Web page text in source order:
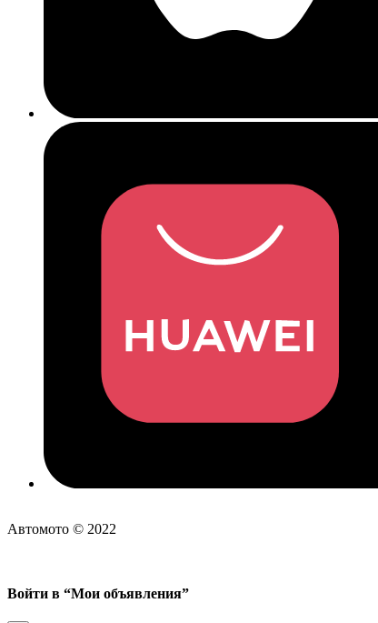
Автомото © 2022
Войти в “Мои объявления”